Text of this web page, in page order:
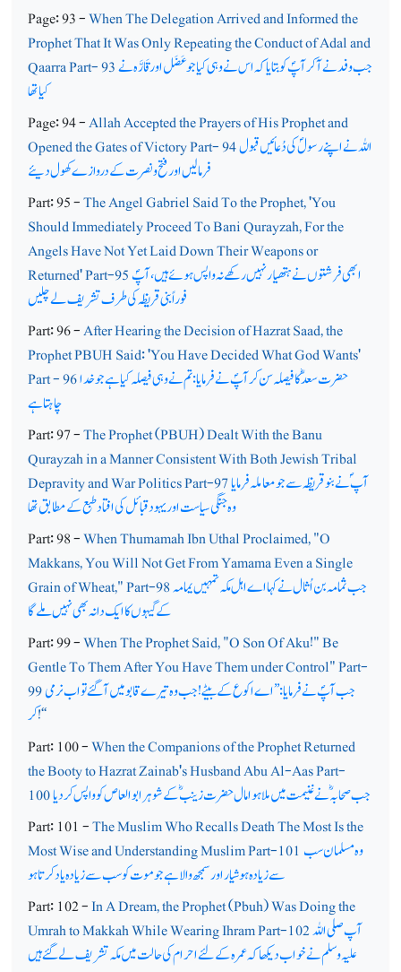
Page: 93 -When The Delegation Arrived and Informed the
Prophet That It Was Only Repeating the Conduct of Adal and
Qaarra Part- 93جب وفد نے آکر آپؐ کو بتایا کہ اس نے وہی کیا جو عَضَل اور قَارَّہ نے
کیا تھا
Page: 94 -Allah Accepted the Prayers of His Prophet and
Opened the Gates of Victory Part- 94اللہ نے اپنے رسولؐ کی دُعائیں قبول
فرمالیں اور فتح ونصرت کے دروازے کھول دیئے
Part: 95 -The Angel Gabriel Said To the Prophet, 'You
Should Immediately Proceed To Bani Qurayzah, For the
Angels Have Not Yet Laid Down Their Weapons or
Returned' Part-95ابھی فرشتوں نے ہتھیار نہیں رکھے نہ واپس ہوئے ہیں، آپؐ
فوراً بنی قریظہ کی طرف تشریف لے چلیں
Part: 96 -After Hearing the Decision of Hazrat Saad, the
Prophet PBUH Said: 'You Have Decided What God Wants'
Part - 96حضرت سعدؓ کا فیصلہ سن کر آپؐ نے فرمایا: تم نے وہی فیصلہ کیا ہے جو خدا
چاہتاہے
Part: 97 -The Prophet (PBUH) Dealt With the Banu
Qurayzah in a Manner Consistent With Both Jewish Tribal
Depravity and War Politics Part-97آپ ؐ نے بنو قر یظہ سے جو معاملہ فرمایا
وہ جنگی سیاست اور یہود قبائل کی افتاد طبع کے مطابق تھا
Part: 98 -When Thumamah Ibn Uthal Proclaimed, "O
Makkans, You Will Not Get From Yamama Even a Single
Grain of Wheat," Part-98جب ثمامہ بن اُثال نے کہا اے اہل مکہ تمہیں یمامہ
کے گیہوں کا ایک دانہ بھی نہیں ملے گا
Part: 99 -When The Prophet Said, "O Son Of Aku!" Be
Gentle To Them After You Have Them under Control" Part-
99جب آپؐ نے فرمایا: ’’اے اکوع کے بیٹے! جب وہ تیرے قابو میں آگئے تو اب نرمی
کر!‘‘
Part: 100 -When the Companions of the Prophet Returned
the Booty to Hazrat Zainab's Husband Abu Al-Aas Part-
100جب صحابہؓ نے غنیمت میں ملا ہوا مال حضرت زینبؓ کے شوہر ابو العاص کو واپس کردیا
Part: 101 -The Muslim Who Recalls Death The Most Is the
Most Wise and Understanding Muslim Part-101 وہ مسلمان سب
سے زیادہ ہوشیار اور سمجھ والا ہے جو موت کو سب سے زیادہ یاد کرتا ہو
Part: 102 -In A Dream, the Prophet (Pbuh) Was Doing the
Umrah to Makkah While Wearing Ihram Part-102آپ صلی اللہ
علیہ وسلم نے خواب دیکھا کہ عمرہ کے لئے احرام کی حالت میں مکہ تشریف لے گئے ہیں